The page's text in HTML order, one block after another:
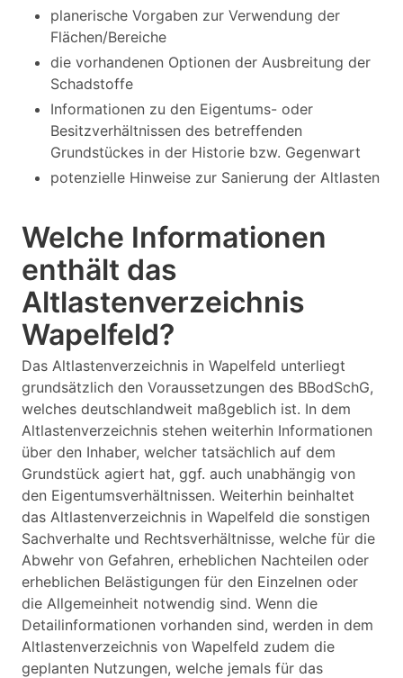
planerische Vorgaben zur Verwendung der
Flächen/Bereiche
die vorhandenen Optionen der Ausbreitung der
Schadstoffe
Informationen zu den Eigentums- oder
Besitzverhältnissen des betreffenden
Grundstückes in der Historie bzw. Gegenwart
potenzielle Hinweise zur Sanierung der Altlasten
Welche Informationen
enthält das
Altlastenverzeichnis
Wapelfeld?
Das Altlastenverzeichnis in Wapelfeld unterliegt
grundsätzlich den Voraussetzungen des BBodSchG,
welches deutschlandweit maßgeblich ist. In dem
Altlastenverzeichnis stehen weiterhin Informationen
über den Inhaber, welcher tatsächlich auf dem
Grundstück agiert hat, ggf. auch unabhängig von
den Eigentumsverhältnissen. Weiterhin beinhaltet
das Altlastenverzeichnis in Wapelfeld die sonstigen
Sachverhalte und Rechtsverhältnisse, welche für die
Abwehr von Gefahren, erheblichen Nachteilen oder
erheblichen Belästigungen für den Einzelnen oder
die Allgemeinheit notwendig sind. Wenn die
Detailinformationen vorhanden sind, werden in dem
Altlastenverzeichnis von Wapelfeld zudem die
geplanten Nutzungen, welche jemals für das